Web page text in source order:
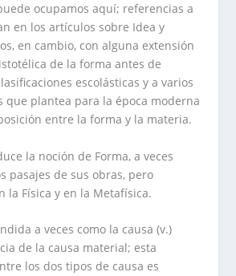
ocupamos aquí; referencias a
en los artículos sobre Idea y
en cambio, con alguna extensión
de la forma antes de
escolásticas y a varios
que plantea para la época moderna
entre la forma y la materia.
la noción de Forma, a veces
pasajes de sus obras, pero
la Física y en la Metafísica.
a veces como la causa (v.)
de la causa material; esta
los dos tipos de causa es